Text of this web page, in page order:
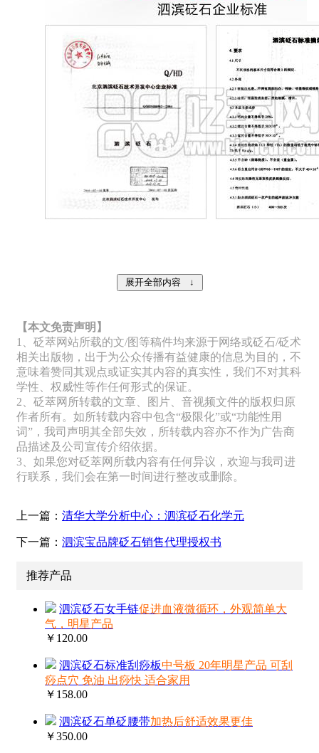
【本文免责声明】
1、砭萃网站所载的文/图等稿件均来源于网络或砭石/砭术
相关出版物，出于为公众传播有益健康的信息为目的，不
意味着赞同其观点或证实其内容的真实性，我们不对其科
学性、权威性等作任何形式的保证。
2、砭萃网所转载的文章、图片、音视频文件的版权归原
作者所有。如所转载内容中包含“极限化”或“功能性用
词”，我司声明其全部失效，所转载内容亦不作为广告商
品描述及公司宣传介绍依据。
3、如果您对砭萃网所载内容有任何异议，欢迎与我司进
行联系，我们会在第一时间进行整改或删除。
上一篇： 清华大学分析中心：泗滨砭石化学元
下一篇： 泗滨宝品牌砭石销售代理授权书
推荐产品
泗滨砭石女手链促进血液微循环，外观简单大
气，明星产品
￥120.00
泗滨砭石标准刮痧板中号板 20年明星产品 可刮
痧点穴 免油 出痧快 适合家用
￥158.00
泗滨砭石单砭腰带加热后舒适效果更佳
￥350.00